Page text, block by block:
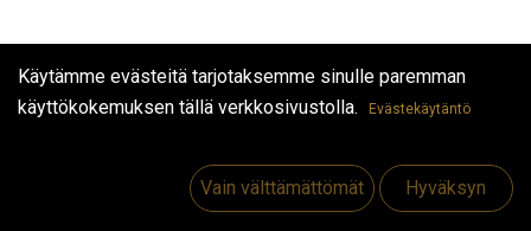
Hyödyllisiä linkkejä
Käytämme evästeitä tarjotaksemme sinulle paremman
käyttökokemuksen tällä verkkosivustolla.
Evästekäytäntö
Vain välttämättömät Hyväksyn